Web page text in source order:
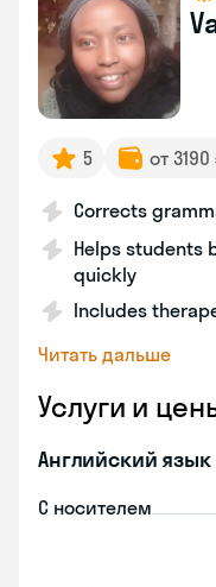
5 от
Corrects
Helps students
quickly
Includes
Читать дальше
Услуги и
Английский язык
С носителем